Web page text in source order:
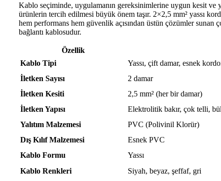
Kablo seçiminde, uygulamanın gereksinimlerine uygun kesit ve
ürünlerin tercih edilmesi büyük önem taşır. 2×2,5 mm² yassı
hem performans hem güvenlik açısından üstün çözümler sunan
bağlantı kablosudur.
Özellik
Kablo Tipi
Yassı, çift damar, esnek
İletken Sayısı
2 damar
İletken Kesiti
2,5 mm² (her bir damar)
İletken Yapısı
Elektrolitik bakır, çok telli,
Yalıtım Malzemesi
PVC (Polivinil Klorür)
Dış Kılıf Malzemesi
Esnek PVC
Kablo Formu
Yassı
Kablo Renkleri
Siyah, beyaz, şeffaf, gri